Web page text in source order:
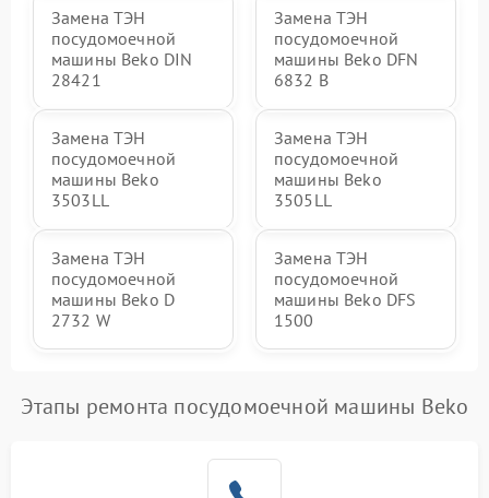
Замена ТЭН
посудомоечной
машины Beko DIN
28421
Замена ТЭН
посудомоечной
машины Beko DFN
6832 B
Замена ТЭН
посудомоечной
машины Beko
3503LL
Замена ТЭН
посудомоечной
машины Beko
3505LL
Замена ТЭН
посудомоечной
машины Beko D
2732 W
Замена ТЭН
посудомоечной
машины Beko DFS
1500
Этапы ремонта посудомоечной машины Beko